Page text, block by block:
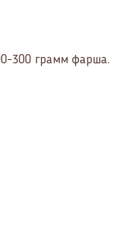
300 грамм фарша.